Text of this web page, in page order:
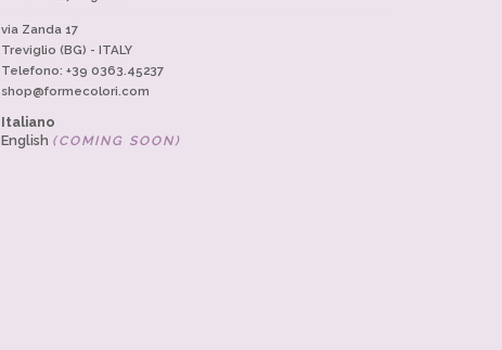
via Zanda 17
Treviglio (BG) - ITALY
Telefono: +39 0363.45237
shop@formecolori.com
Italiano
English (COMING SOON)